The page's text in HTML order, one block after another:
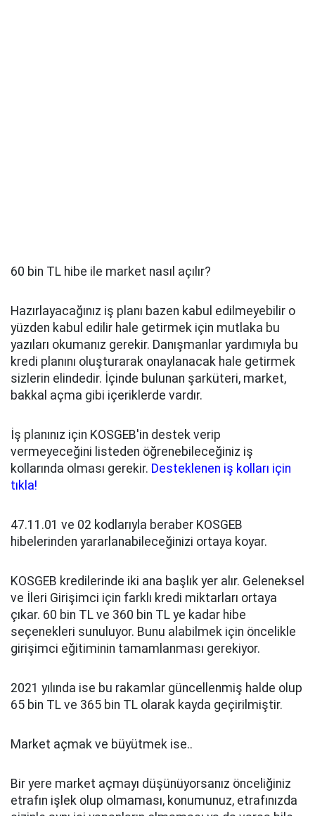
60 bin TL hibe ile market nasıl açılır?
Hazırlayacağınız iş planı bazen kabul edilmeyebilir o
yüzden kabul edilir hale getirmek için mutlaka bu
yazıları okumanız gerekir. Danışmanlar yardımıyla bu
kredi planını oluşturarak onaylanacak hale getirmek
sizlerin elindedir. İçinde bulunan şarküteri, market,
bakkal açma gibi içeriklerde vardır.
İş planınız için KOSGEB'in destek verip
vermeyeceğini listeden öğrenebileceğiniz iş
kollarında olması gerekir. Desteklenen iş kolları için
tıkla!
47.11.01 ve 02 kodlarıyla beraber KOSGEB
hibelerinden yararlanabileceğinizi ortaya koyar.
KOSGEB kredilerinde iki ana başlık yer alır. Geleneksel
ve İleri Girişimci için farklı kredi miktarları ortaya
çıkar. 60 bin TL ve 360 bin TL ye kadar hibe
seçenekleri sunuluyor. Bunu alabilmek için öncelikle
girişimci eğitiminin tamamlanması gerekiyor.
2021 yılında ise bu rakamlar güncellenmiş halde olup
65 bin TL ve 365 bin TL olarak kayda geçirilmiştir.
Market açmak ve büyütmek ise..
Bir yere market açmayı düşünüyorsanız önceliğiniz
etrafın işlek olup olmaması, konumunuz, etrafınızda